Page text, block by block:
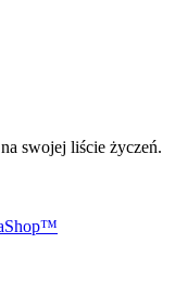
swojej liście życzeń.